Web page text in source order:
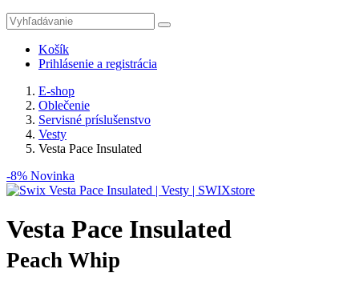
Košík
Prihlásenie a registrácia
E-shop
Oblečenie
Servisné príslušenstvo
Vesty
Vesta Pace Insulated
-8% Novinka
Vesta Pace Insulated
Peach Whip